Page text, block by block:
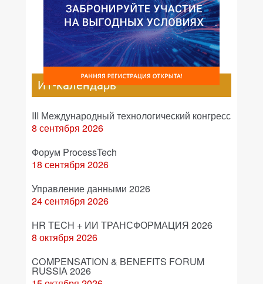
ИТ-календарь
III Международный технологический конгресс
8 сентября 2026
Форум ProcessTech
18 сентября 2026
Управление данными 2026
24 сентября 2026
HR TECH + ИИ ТРАНСФОРМАЦИЯ 2026
8 октября 2026
COMPENSATION & BENEFITS FORUM
RUSSIA 2026